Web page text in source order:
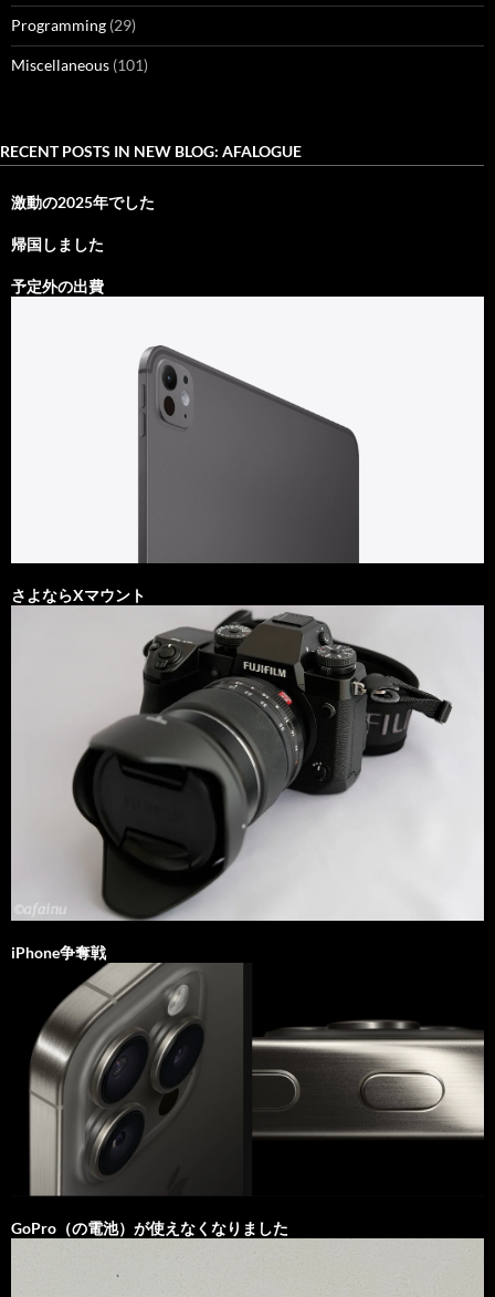
Programming (29)
Miscellaneous (101)
RECENT POSTS IN NEW BLOG: AFALOGUE
激動の2025年でした
帰国しました
予定外の出費
さよならXマウント
iPhone争奪戦
GoPro（の電池）が使えなくなりました